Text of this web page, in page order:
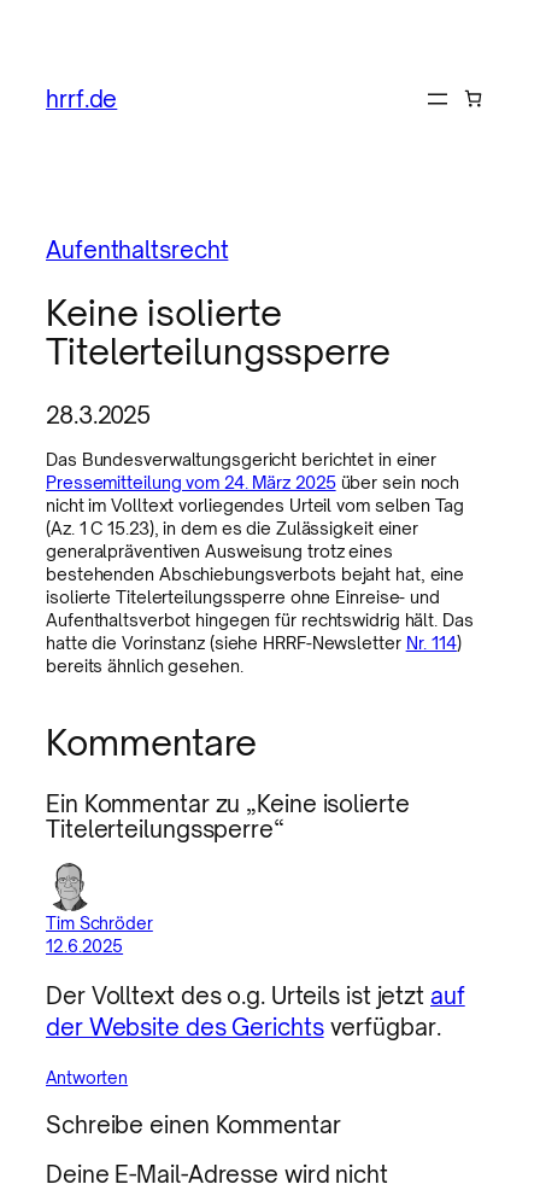
hrrf.de
Aufenthaltsrecht
Keine isolierte
Titelerteilungssperre
28.3.2025
Das Bundesverwaltungsgericht berichtet in einer
Pressemitteilung vom 24. März 2025über sein noch
nicht im Volltext vorliegendes Urteil vom selben Tag
(Az. 1 C 15.23), in dem es die Zulässigkeit einer
generalpräventiven Ausweisung trotz eines
bestehenden Abschiebungsverbots bejaht hat, eine
isolierte Titelerteilungssperre ohne Einreise- und
Aufenthaltsverbot hingegen für rechtswidrig hält. Das
hatte die Vorinstanz (siehe HRRF-Newsletter Nr. 114)
bereits ähnlich gesehen.
Kommentare
Ein Kommentar zu „Keine isolierte
Titelerteilungssperre“
Tim Schröder
12.6.2025
Der Volltext des o.g. Urteils ist jetzt auf
der Website des Gerichtsverfügbar.
Antworten
Schreibe einen Kommentar
Deine E-Mail-Adresse wird nicht